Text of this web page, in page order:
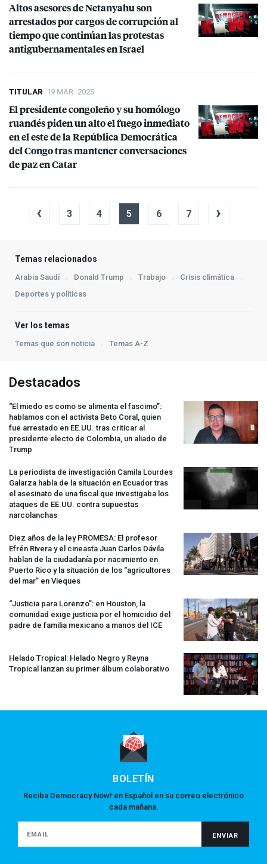
Altos asesores de Netanyahu son
arrestados por cargos de corrupción al
tiempo que continúan las protestas
antigubernamentales en Israel
TITULAR 19 MAR. 2025
El presidente congoleño y su homólogo
ruandés piden un alto el fuego inmediato
en el este de la República Democrática
del Congo tras mantener conversaciones
de paz en Catar
‹ 3 4 5 6 7 ›
Temas relacionados
Arabia Saudí Donald Trump Trabajo
Crisis climática
Deportes y políticas
Ver los temas
Temas que son noticia Temas A-Z
Destacados
“El miedo es como se alimenta el fascimo”:
hablamos con el activista Beto Coral, quien
fue arrestado en EE.UU. tras criticar al
presidente electo de Colombia, un aliado de
Trump
La periodista de investigación Camila Lourdes
Galarza habla de la situación en Ecuador tras
el asesinato de una fiscal que investigaba los
ataques de EE.UU. contra supuestas
narcolanchas
Diez años de la ley PROMESA: El profesor
Efrén Rivera y el cineasta Juan Carlos Dávila
hablan de la ciudadanía por nacimiento en
Puerto Rico y la situación de los “agricultores
del mar” en Vieques
“Justicia para Lorenzo”: en Houston, la
comunidad exige justicia por el homicidio del
padre de familia mexicano a manos del ICE
Helado Tropical: Helado Negro y Reyna
Tropical lanzan su primer álbum colaborativo
BOLETÍN
Reciba Democracy Now! en Español en su correo electrónico
cada mañana.